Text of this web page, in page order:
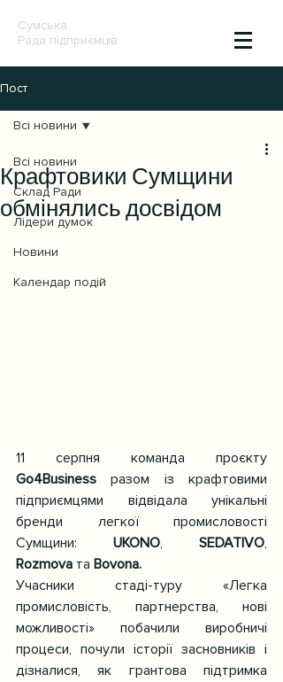
Сумська
Рада підприємців
Пост
Всі новини
Склад Ради
Лідери думок
Новини
Календар подій
Всі новини
Крафтовики Сумщини
обмінялись досвідом
Go4Business разом із крафтовими
підприємцями відвідала унікальні
бренди легкої промисловості
Сумщини: UKONO, SEDATIVO
Rozmova та Bovona.
Учасники стаді-туру «Легка
промисловість, партнерства, нові
можливості» побачили виробничі
процеси, почули історії засновників і
дізналися, як грантова підтримка